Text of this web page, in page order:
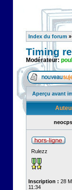
Index du forum »
Timing
Modérateur:
Aperçu avant
Rulezz
Inscription : 28
11:34